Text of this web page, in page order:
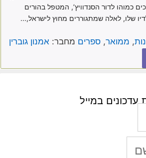
כמוהו לדור הסנדוויץ’, המטפל בהורים
שלו, לאלה שמתגוררים מחוץ לישראל,...
, ממואר, ספרים מחבר: אמנון גוברין
במייל